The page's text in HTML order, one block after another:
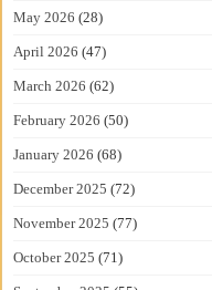
May 2026 (28)
April 2026 (47)
March 2026 (62)
February 2026 (50)
January 2026 (68)
December 2025 (72)
November 2025 (77)
October 2025 (71)